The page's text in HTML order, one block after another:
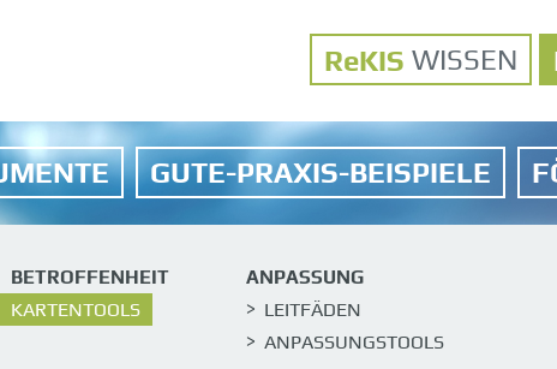
WISSEN
GUTE-PRAXIS-BEISPIELE
BETROFFENHEIT
KARTENTOOLS
ANPASSUNG
LEITFÄDEN
ANPASSUNGSTOOLS